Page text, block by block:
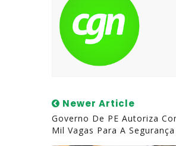
Newer Article
Governo De PE Autoriza
Mil Vagas Para A